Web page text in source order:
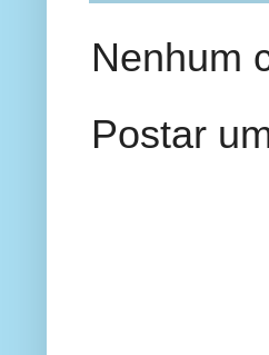
Nenhum
Postar